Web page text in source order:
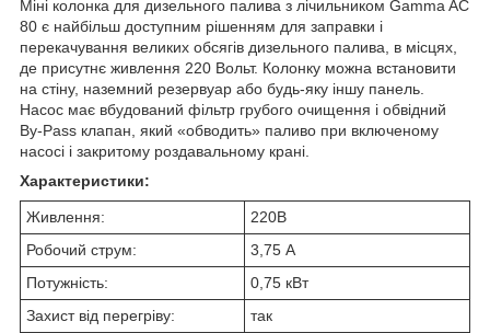
Міні колонка для дизельного палива з лічильником Gamma AC
80 є найбільш доступним рішенням для заправки і
перекачування великих обсягів дизельного палива, в місцях,
де присутнє живлення 220 Вольт. Колонку можна встановити
на стіну, наземний резервуар або будь-яку іншу панель.
Насос має вбудований фільтр грубого очищення і обвідний
By-Pass клапан, який «обводить» паливо при включеному
насосі і закритому роздавальному крані.
Характеристики:
Живлення:
220В
Робочий струм:
3,75 А
Потужність:
0,75 кВт
Захист від перегріву:
так